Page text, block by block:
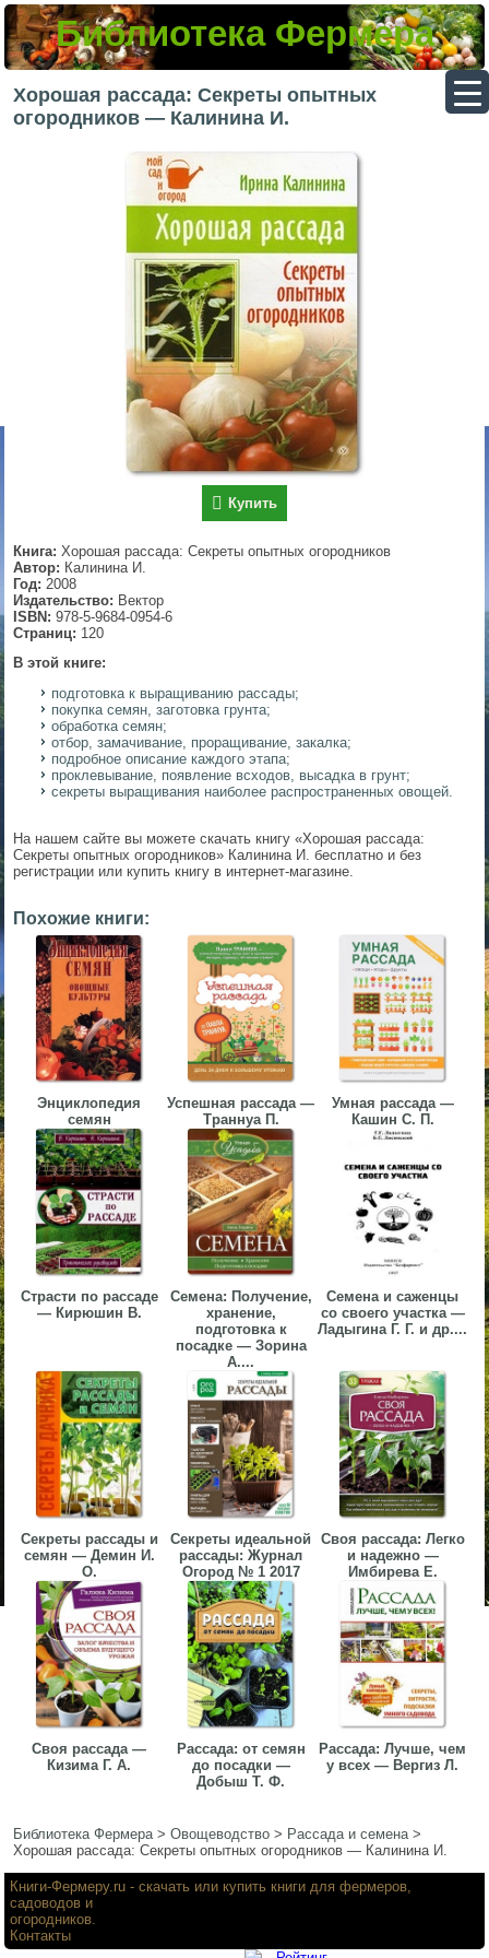
Библиотека Фермера
Хорошая рассада: Секреты опытных
огородников — Калинина И.
Купить
Книга: Хорошая рассада: Секреты опытных огородников
Автор: Калинина И.
Год: 2008
Издательство: Вектор
ISBN: 978-5-9684-0954-6
Страниц: 120
В этой книге:
подготовка к выращиванию рассады;
покупка семян, заготовка грунта;
обработка семян;
отбор, замачивание, проращивание, закалка;
подробное описание каждого этапа;
проклевывание, появление всходов, высадка в грунт;
секреты выращивания наиболее распространенных овощей.
На нашем сайте вы можете скачать книгу «Хорошая рассада:
Секреты опытных огородников» Калинина И. бесплатно и без
регистрации или купить книгу в интернет-магазине.
Похожие книги:
Энциклопедия
семян
Успешная рассада —
Траннуа П.
Умная рассада —
Кашин С. П.
Страсти по рассаде
— Кирюшин В.
Семена: Получение,
хранение,
подготовка к
посадке — Зорина
А....
Семена и саженцы
со своего участка —
Ладыгина Г. Г. и др....
Секреты рассады и
семян — Демин И.
О.
Секреты идеальной
рассады: Журнал
Огород № 1 2017
Своя рассада: Легко
и надежно —
Имбирева Е.
Своя рассада —
Кизима Г. А.
Рассада: от семян
до посадки —
Добыш Т. Ф.
Рассада: Лучше, чем
у всех — Вергиз Л.
Библиотека Фермера>Овощеводство > Рассада и семена>
Хорошая рассада: Секреты опытных огородников — Калинина И.
▼
▼
▼
▼
▼
▼
▼
Книги-Фермеру.ru - скачать или купить книги для фермеров,
садоводов и
огородников.
Контакты